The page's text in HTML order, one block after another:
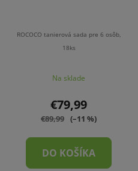
ROCOCO tanierová sada pre 6 osôb,
18ks
Na sklade
€79,99
€89,99 (–11 %)
DO KOŠÍKA